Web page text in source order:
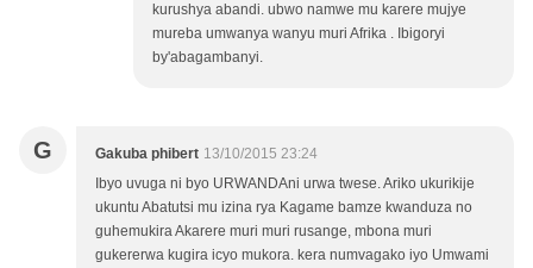
kurushya abandi. ubwo namwe mu karere mujye
mureba umwanya wanyu muri Afrika . Ibigoryi
by'abagambanyi.
G Gakuba phibert 13/10/2015 23:24
Ibyo uvuga ni byo URWANDAni urwa twese. Ariko ukurikije
ukuntu Abatutsi mu izina rya Kagame bamze kwanduza no
guhemukira Akarere muri muri rusange, mbona muri
gukererwa kugira icyo mukora. kera numvagako iyo Umwami